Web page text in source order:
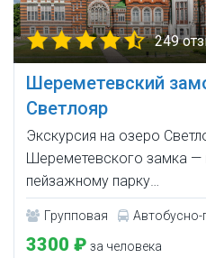
249
Шереметевский
Светлояр
Экскурсия на озеро
Шереметевского замка —
пейзажному парку…
Групповая Автобусно-
3300 ₽ за человека